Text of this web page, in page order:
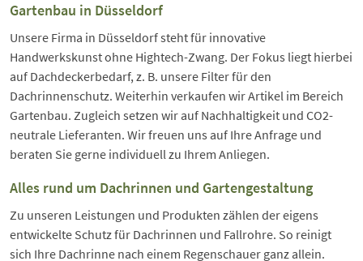
Gartenbau in Düsseldorf
Unsere Firma in Düsseldorf steht für innovative
Handwerkskunst ohne Hightech-Zwang. Der Fokus liegt hierbei
auf Dachdeckerbedarf, z. B. unsere Filter für den
Dachrinnenschutz. Weiterhin verkaufen wir Artikel im Bereich
Gartenbau. Zugleich setzen wir auf Nachhaltigkeit und CO2-
neutrale Lieferanten. Wir freuen uns auf Ihre Anfrage und
beraten Sie gerne individuell zu Ihrem Anliegen.
Alles rund um Dachrinnen und Gartengestaltung
Zu unseren Leistungen und Produkten zählen der eigens
entwickelte Schutz für Dachrinnen und Fallrohre. So reinigt
sich Ihre Dachrinne nach einem Regenschauer ganz allein.